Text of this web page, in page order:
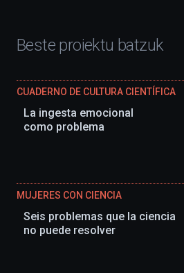
Beste proiektu batzuk
CUADERNO DE CULTURA CIENTÍFICA
La ingesta emocional
como problema
MUJERES CON CIENCIA
Seis problemas que la ciencia
no puede resolver